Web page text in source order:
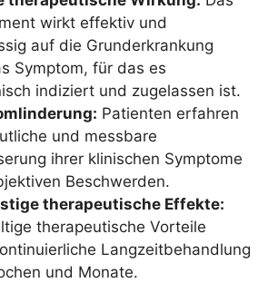
wirkt effektiv und
auf die Grunderkrankung
Symptom, für das es
indiziert und zugelassen ist.
Patienten erfahren
und messbare
ihrer klinischen Symptome
Beschwerden.
therapeutische Effekte:
therapeutische Vorteile
Langzeitbehandlung
und Monate.